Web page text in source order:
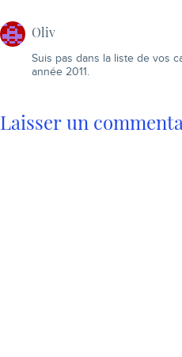
Oliv
Suis pas dans la liste de vos
année 2011.
Laisser un